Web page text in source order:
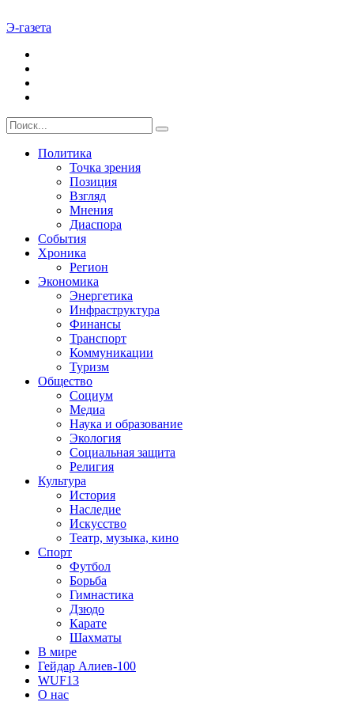
Э-газета
Политика
Точка зрения
Позиция
Взгляд
Мнения
Диаспора
События
Хроника
Регион
Экономика
Энергетика
Инфраструктура
Финансы
Транспорт
Коммуникации
Туризм
Общество
Социум
Медиа
Наука и образование
Экология
Социальная защита
Религия
Культура
История
Наследие
Искусство
Театр, музыка, кино
Спорт
Футбол
Борьба
Гимнастика
Дзюдо
Карате
Шахматы
В мире
Гейдар Алиев-100
WUF13
О нас